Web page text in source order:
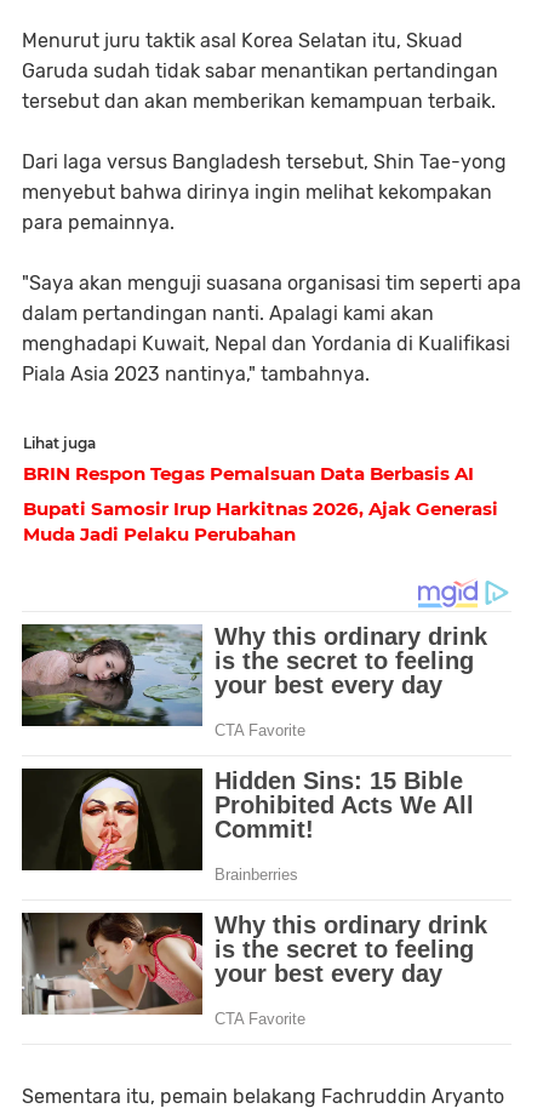
Menurut juru taktik asal Korea Selatan itu, Skuad
Garuda sudah tidak sabar menantikan pertandingan
tersebut dan akan memberikan kemampuan terbaik.
Dari laga versus Bangladesh tersebut, Shin Tae-yong
menyebut bahwa dirinya ingin melihat kekompakan
para pemainnya.
"Saya akan menguji suasana organisasi tim seperti apa
dalam pertandingan nanti. Apalagi kami akan
menghadapi Kuwait, Nepal dan Yordania di Kualifikasi
Piala Asia 2023 nantinya," tambahnya.
Lihat juga
BRIN Respon Tegas Pemalsuan Data Berbasis AI
Bupati Samosir Irup Harkitnas 2026, Ajak Generasi
Muda Jadi Pelaku Perubahan
Sementara itu, pemain belakang Fachruddin Aryanto